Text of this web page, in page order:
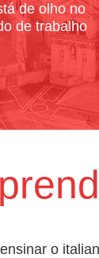
de olho no
de trabalho
o